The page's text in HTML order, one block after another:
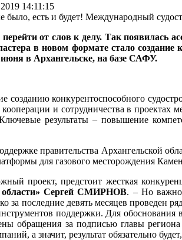
14:11:15
от слов к делу. Так появилась
в новом формате стало
в Архангельске, на базе САФУ.
созданию конкурентоспособного
кооперации и сотрудничества в
результаты – повышение
правительства Архангельской
для газового месторождения
проект, предстоит жесткая
области» Сергей СМИРНОВ. – Но важно
за последние девять месяцев
поддержки. Для
обращения за подписью главы
а значит, результат обязательно